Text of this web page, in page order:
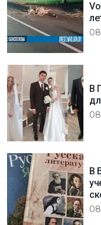
В
В